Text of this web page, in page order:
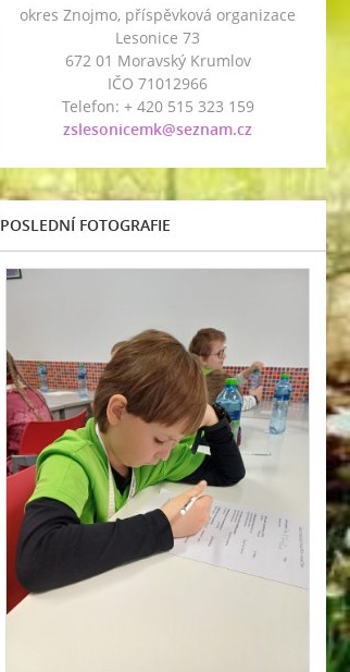
okres Znojmo, příspěvková organizace
Lesonice 73
672 01 Moravský Krumlov
IČO 71012966
Telefon: + 420 515 323 159
zslesonicemk@seznam.cz
POSLEDNÍ FOTOGRAFIE